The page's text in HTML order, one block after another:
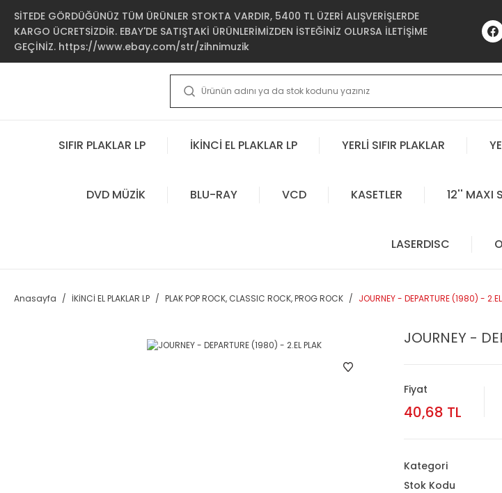
SİTEDE GÖRDÜĞÜNÜZ TÜM ÜRÜNLER STOKTA VARDIR, 5400 TL ÜZERİ ALIŞVERİŞLERDE
KARGO ÜCRETSİZDİR. EBAY'DE SATIŞTAKİ ÜRÜNLERİMİZDEN İSTEĞİNİZ OLURSA İLETİŞİME
GEÇİNİZ. https://www.ebay.com/str/zihnimuzik
SIFIR PLAKLAR LP İKİNCİ EL PLAKLAR LP YERLİ SIFIR PLAKLAR
DVD MÜZİK BLU-RAY VCD KASETLER 12'' MAXI
LASERDISC
Anasayfa İKİNCİ EL PLAKLAR LP PLAK POP ROCK, CLASSIC ROCK, PROG ROCK JOURNEY - DEPARTURE (1980) -
JOURNEY -
Fiyat
40,68 TL
Kategori
Stok Kodu